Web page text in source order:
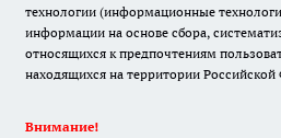
технологии (информационные
информации на основе сбора,
относящихся к предпочтениям
находящихся на территории Российской
Внимание!